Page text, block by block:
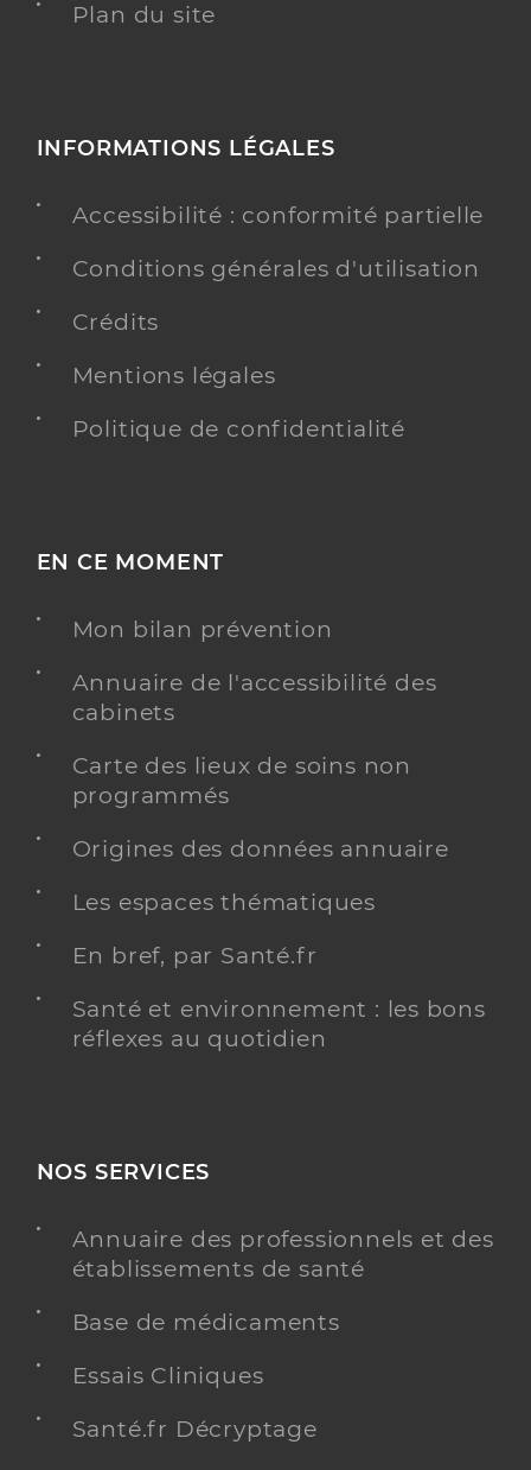
Plan du site
INFORMATIONS LÉGALES
Accessibilité : conformité partielle
Conditions générales d'utilisation
Crédits
Mentions légales
Politique de confidentialité
EN CE MOMENT
Mon bilan prévention
Annuaire de l'accessibilité des
cabinets
Carte des lieux de soins non
programmés
Origines des données annuaire
Les espaces thématiques
En bref, par Santé.fr
Santé et environnement : les bons
réflexes au quotidien
NOS SERVICES
Annuaire des professionnels et des
établissements de santé
Base de médicaments
Essais Cliniques
Santé.fr Décryptage